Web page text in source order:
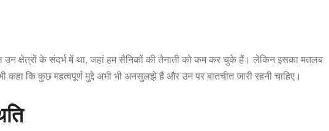
क्षेत्रों के संदर्भ में था, जहां हम सैनिकों की तैनाती को कम कर चुके हैं। लेकिन इसका मतलब
कहा कि कुछ महत्वपूर्ण मुद्दे अभी भी अनसुलझे हैं और उन पर बातचीत जारी रहनी चाहिए।